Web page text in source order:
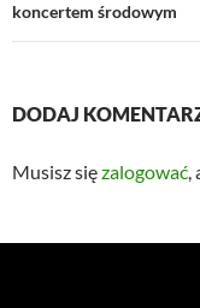
koncertem środowym
DODAJ
Musisz sięzalogować,